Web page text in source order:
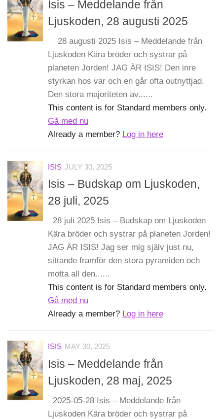
Isis – Meddelande från
Ljuskoden, 28 augusti 2025
28 augusti 2025 Isis – Meddelande från
Ljuskoden Kära bröder och systrar på
planeten Jorden! JAG ÄR ISIS! Den inre
styrkan hos var och en går ofta outnyttjad.
Den stora majoriteten av......
This content is for Standard members only.
Gå med nu
Already a member? Log in here
ISIS JULY 30, 2025
Isis – Budskap om Ljuskoden,
28 juli, 2025
28 juli 2025 Isis – Budskap om Ljuskoden
Kära bröder och systrar på planeten Jorden!
JAG ÄR ISIS! Jag ser mig själv just nu,
sittande framför den stora pyramiden och
motta all den......
This content is for Standard members only.
Gå med nu
Already a member? Log in here
ISIS MAY 30, 2025
Isis – Meddelande från
Ljuskoden, 28 maj, 2025
2025-05-28 Isis – Meddelande från
Ljuskoden Kära bröder och systrar på